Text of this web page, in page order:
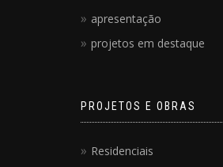
apresentação
projetos em destaque
PROJETOS E OBRAS
Residenciais